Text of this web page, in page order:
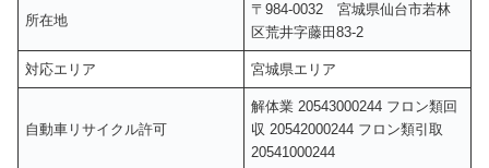
所在地
〒984-0032 宮城県仙台市若林
区荒井字藤田83-2
対応エリア 宮城県エリア
自動車リサイクル許可
解体業 20543000244 フロン類回
収 20542000244 フロン類引取
20541000244